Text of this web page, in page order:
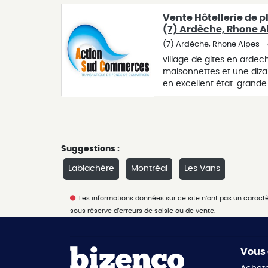
nécessaire , l'ebe tenant
a vendre séparément au
présente annonce a été
becourt agissant sous
397592882 auprès de la
ferré - 44 allée des cinq
professionnelle
immobilière (g) n°cpi
89 rue de la boétie,
pour g. assurance
immobilier. pascal et
397592882 - . les
sur le site géorisques :
Vente Hôtellerie de
(7) Ardèche, Rhone
(7) Ardèche, Rhone Alpes
village de gites en
maisonnettes et une
en excellent état.
groupes. bar, snack,
développer la
Suggestions :
Lablachère Montréal Les Vans
Les informations données sur ce site n’ont pas un
sous réserve d’erreurs de saisie ou de vente.
Vous